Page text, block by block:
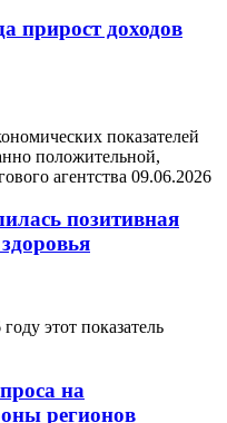
прирост доходов
показателей
положительной,
агентства 09.06.2026
позитивная
этот показатель
на
регионов